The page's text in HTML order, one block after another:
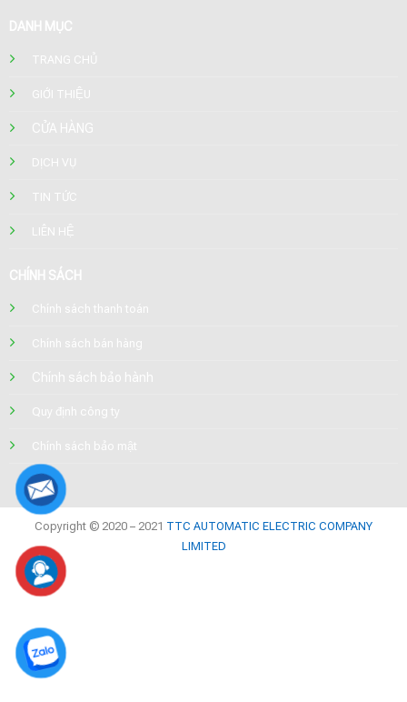
DANH MỤC
TRANG CHỦ
GIỚI THIỆU
CỬA HÀNG
DỊCH VỤ
TIN TỨC
LIÊN HỆ
CHÍNH SÁCH
Chính sách thanh toán
Chính sách bán hàng
Chính sách bảo hành
Quy định công ty
Chính sách bảo mật
Copyright © 2020 – 2021 TTC AUTOMATIC ELECTRIC COMPANY
LIMITED